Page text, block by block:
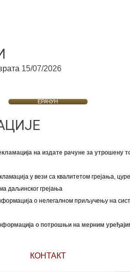
15/07/2026
ЕРАЧУН
на издате рачуне за утрошену
у вези са квалитетом грејања,
даљинског грејања
о нелегалном приључењу на
о потрошњи на мерним
КОНТАКТ